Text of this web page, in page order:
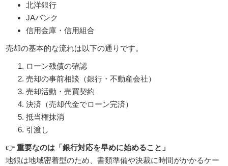
北洋銀行
JAバンク
信用金庫・信用組合
売却の基本的な流れは以下の通りです。
ローン残債の確認
売却の事前相談（銀行・不動産会社）
売却活動・売買契約
決済（売却代金でローン完済）
抵当権抹消
引渡し
👉重要なのは「銀行対応を早めに始めること」
地銀は地域密着型のため、書類準備や決裁に時間がかかるケー